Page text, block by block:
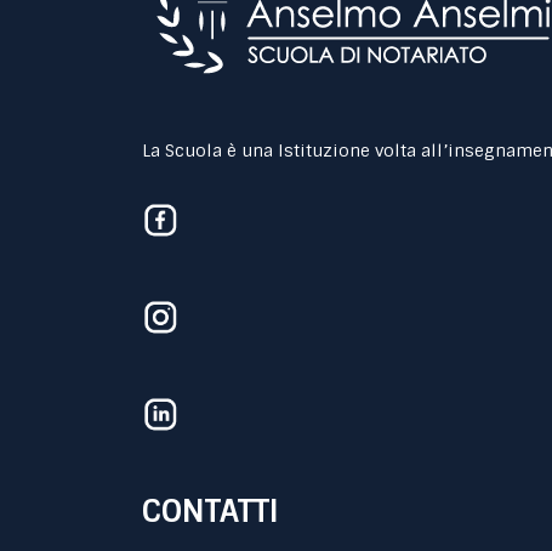
La Scuola è una Istituzione volta
CONTATTI